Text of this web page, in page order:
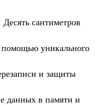
сантиметров
уникального
и защиты
данных в памяти и